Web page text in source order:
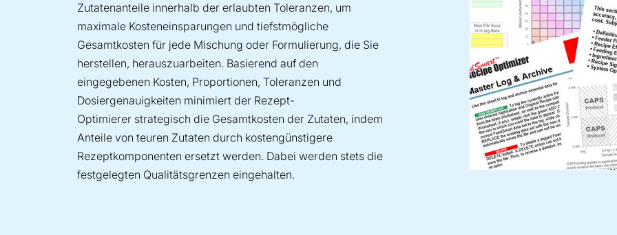
Zutatenanteile innerhalb der erlaubten Toleranzen, um
maximale Kosteneinsparungen und tiefstmögliche
Gesamtkosten für jede Mischung oder Formulierung, die Sie
herstellen, herauszuarbeiten. Basierend auf den
eingegebenen Kosten, Proportionen, Toleranzen und
Dosiergenauigkeiten minimiert der Rezept-
Optimierer strategisch die Gesamtkosten der Zutaten, indem
Anteile von teuren Zutaten durch kostengünstigere
Rezeptkomponenten ersetzt werden. Dabei werden stets die
festgelegten Qualitätsgrenzen eingehalten.